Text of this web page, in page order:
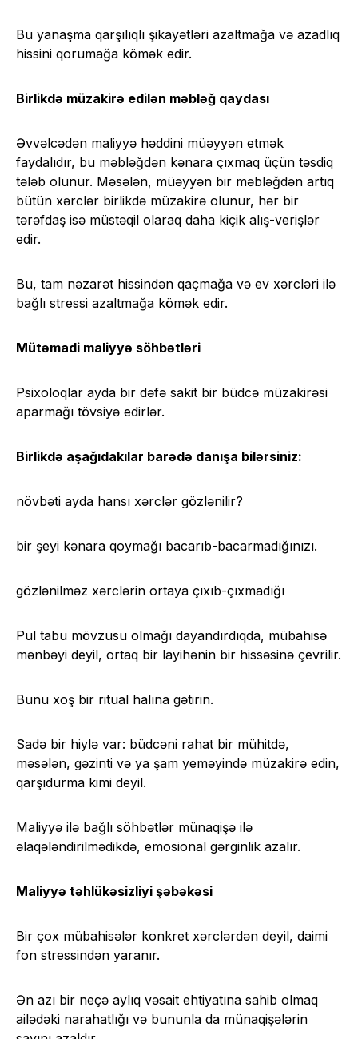
Bu yanaşma qarşılıqlı şikayətləri azaltmağa və azadlıq
hissini qorumağa kömək edir.
Birlikdə müzakirə edilən məbləğ qaydası
Əvvəlcədən maliyyə həddini müəyyən etmək
faydalıdır, bu məbləğdən kənara çıxmaq üçün təsdiq
tələb olunur. Məsələn, müəyyən bir məbləğdən artıq
bütün xərclər birlikdə müzakirə olunur, hər bir
tərəfdaş isə müstəqil olaraq daha kiçik alış-verişlər
edir.
Bu, tam nəzarət hissindən qaçmağa və ev xərcləri ilə
bağlı stressi azaltmağa kömək edir.
Mütəmadi maliyyə söhbətləri
Psixoloqlar ayda bir dəfə sakit bir büdcə müzakirəsi
aparmağı tövsiyə edirlər.
Birlikdə aşağıdakılar barədə danışa bilərsiniz:
növbəti ayda hansı xərclər gözlənilir?
bir şeyi kənara qoymağı bacarıb-bacarmadığınızı.
gözlənilməz xərclərin ortaya çıxıb-çıxmadığı
Pul tabu mövzusu olmağı dayandırdıqda, mübahisə
mənbəyi deyil, ortaq bir layihənin bir hissəsinə çevrilir.
Bunu xoş bir ritual halına gətirin.
Sadə bir hiylə var: büdcəni rahat bir mühitdə,
məsələn, gəzinti və ya şam yeməyində müzakirə edin,
qarşıdurma kimi deyil.
Maliyyə ilə bağlı söhbətlər münaqişə ilə
əlaqələndirilmədikdə, emosional gərginlik azalır.
Maliyyə təhlükəsizliyi şəbəkəsi
Bir çox mübahisələr konkret xərclərdən deyil, daimi
fon stressindən yaranır.
Ən azı bir neçə aylıq vəsait ehtiyatına sahib olmaq
ailədəki narahatlığı və bununla da münaqişələrin